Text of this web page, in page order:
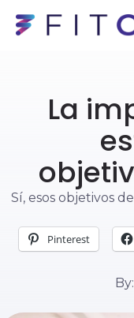
La
Sí, esos objetivos
Pinterest